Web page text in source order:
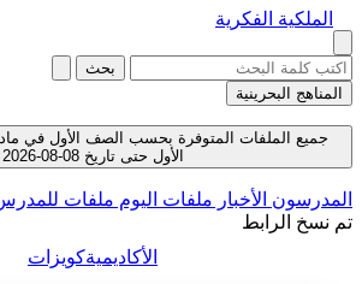
الملكية الفكرية
بحث
المناهج البحرينية
جميع الملفات المتوفرة بحسب الصف الأول في
الأول حتى تاريخ 08-08-2026
المدرسون الأخبار ملفات اليوم ملفات
تم نسخ الرابط
الأكاديميةكويزات